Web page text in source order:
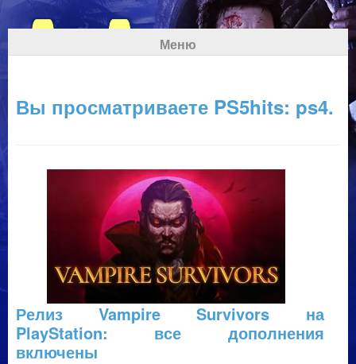
Меню
Вы просматриваете PS5hits: ps4.
Релиз Vampire Survivors на
PlayStation: все дополнения
включены